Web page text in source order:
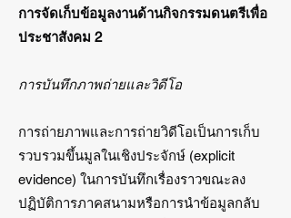
การจัดเก็บข้อมูลงานด้านกิจกรรมดนตรีเพื่อ
ประชาสังคม 2
การบันทึกภาพถ่ายและวิดีโอ
การถ่ายภาพและการถ่ายวิดีโอเป็นการเก็บ
รวบรวมขึ้นมูลในเชิงประจักษ์ (explicit
evidence) ในการบันทึกเรื่องราวขณะลง
ปฏิบัติการภาคสนามหรือการนำข้อมูลกลับ